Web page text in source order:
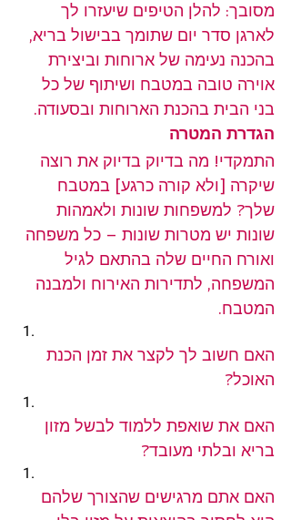
מסובך: להלן הטיפים שיעזרו לך
לארגן סדר יום שתומך בבישול בריא,
בהכנה נעימה של ארוחות וביצירת
אוירה טובה במטבח ושיתוף של כל
בני הבית בהכנת הארוחות ובסעודה.
הגדרת המטרה
התמקדי! מה בדיוק בדיוק את רוצה
שיקרה [ולא קורה כרגע] במטבח
שלך? למשפחות שונות ולאמהות
שונות יש מטרות שונות – כל משפחה
ואורח החיים שלה בהתאם לגיל
המשפחה, לתדירות האירוח ולמבנה
המטבח.
האם חשוב לך לקצר את זמן הכנת
האוכל?
האם את שואפת ללמוד לבשל מזון
בריא ובלתי מעובד?
האם אתם מרגישים שהצורך שלהם